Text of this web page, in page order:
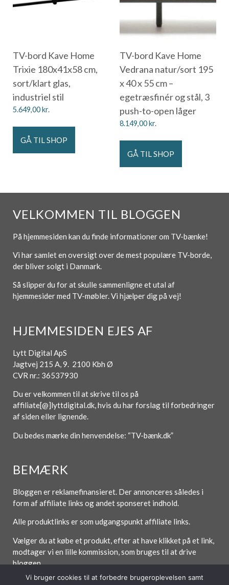
TV-bord Kave Home
Trixie 180x41x58 cm,
sort/klart glas,
industriel stil
5.649,00kr.
GÅ TIL SHOP
TV-bord Kave Home
Vedrana natur/sort 195
x 40 x 55 cm –
egetræsfinér og stål, 3
push-to-open låger
8.149,00kr.
GÅ TIL SHOP
VELKOMMEN TIL BLOGGEN
På hjemmesiden kan du finde informationer om TV-bænke!
Vi har samlet en oversigt over de mest populære TV-borde,
der bliver solgt i Danmark.
Så slipper du for at skulle sammenligne et utal af
hjemmesider med TV-møbler. Vi hjælper dig på vej!
HJEMMESIDEN EJES AF
Lytt Digital ApS
Jagtvej 215 A, 9. 2100 Kbh Ø
CVR nr.: 36537930
Du er velkommen til at skrive til os på
affiliate[@]lyttdigital.dk, hvis du har forslag til forbedringer
af siden eller lignende.
Du bedes mærke din henvendelse: “TV-bænk.dk”
BEMÆRK
Bloggen er reklamefinansieret. Der annonceres således i
form af affiliate links og andet sponseret indhold.
Alle produktlinks er som udgangspunkt affiliate links.
Vælger du at købe et produkt, efter at have klikket på et link,
modtager vi en lille kommission, som bruges til at drive
bloggen.
Vi bruger cookies til at forbedre brugeroplevelsen samt